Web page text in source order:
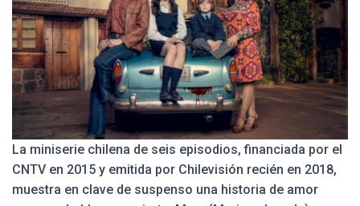
La miniserie chilena de seis episodios, financiada por el
CNTV en 2015 y emitida por Chilevisión recién en 2018,
muestra en clave de suspenso una historia de amor